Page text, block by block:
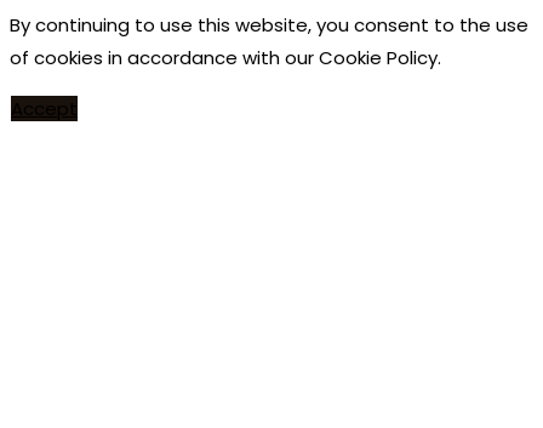
By continuing to use this website, you consent to the use
of cookies in accordance with our Cookie Policy.
Accept